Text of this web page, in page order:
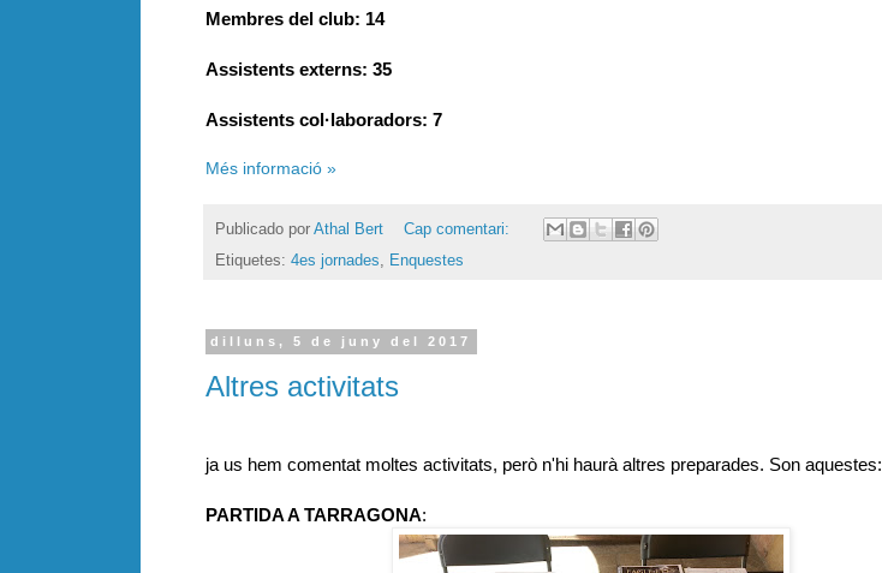
Membres del club: 14
Assistents externs: 35
Assistents col·laboradors: 7
Més informació »
Publicado por Athal Bert
Cap comentari:
Etiquetes: 4es jornades, Enquestes
dilluns, 5 de juny del 2017
Altres activitats
ja us hem comentat moltes activitats, però n'hi haurà altres preparades. Son aquestes:
PARTIDA A TARRAGONA: